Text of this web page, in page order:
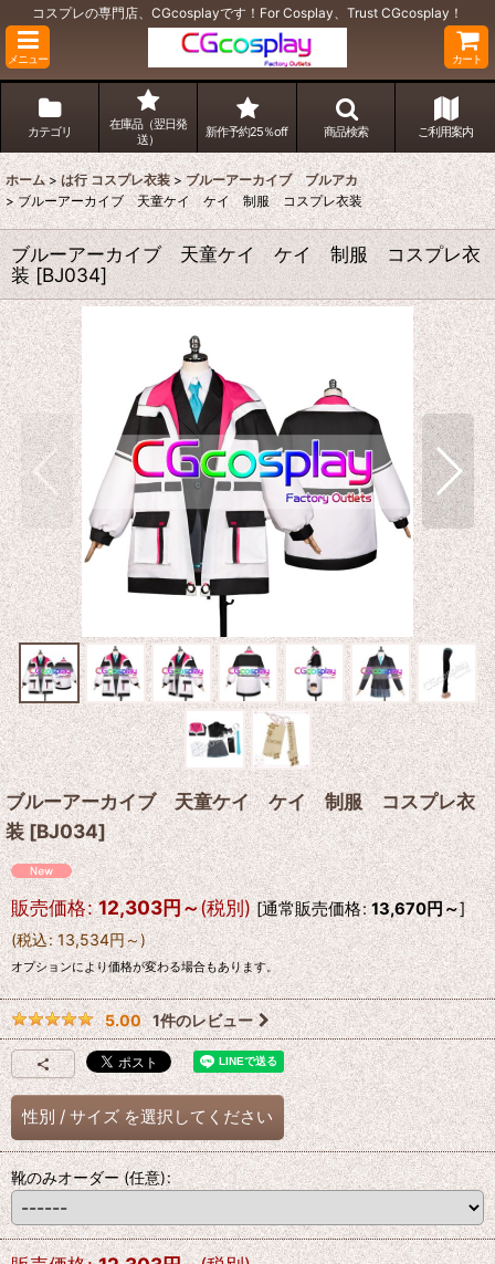
コスプレの専門店、CGcosplayです！For Cosplay、Trust CGcosplay！
メニュー カート
カテゴリ
在庫品（翌日発
送）
新作予約25％off 商品検索 ご利用案内
ホーム > は行 コスプレ衣装 > ブルーアーカイブ ブルアカ
> ブルーアーカイブ 天童ケイ ケイ 制服 コスプレ衣装
ブルーアーカイブ 天童ケイ ケイ 制服 コスプレ衣
装 [BJ034]
ブルーアーカイブ 天童ケイ ケイ 制服 コスプレ衣
装[BJ034]
販売価格: 12,303円～(税別) [通常販売価格: 13,670円～]
(税込: 13,534円～)
オプションにより価格が変わる場合もあります。
5.00 1件のレビュー
性別 / サイズ を選択してください
靴のみオーダー(任意):